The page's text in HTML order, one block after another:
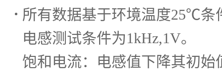
所有数据基于环境温度25℃条
电感测试条件为1kHz,1V。
饱和电流：电感值下降其初始